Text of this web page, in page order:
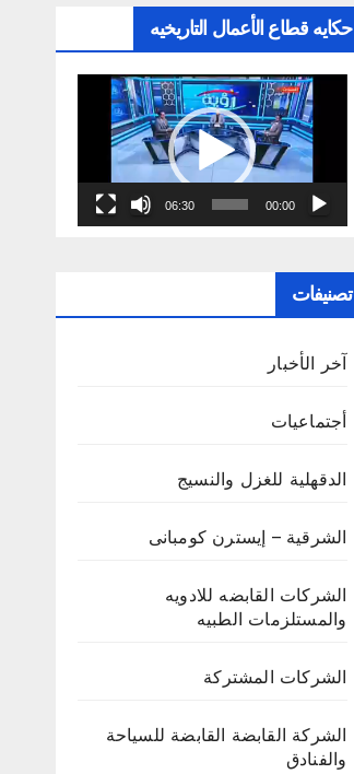
حكايه قطاع الأعمال التاريخيه
مشغل
الفيديو
00:00
06:30
تصنيفات
آخر الأخبار
أجتماعيات
الدقهلية للغزل والنسيج
الشرقية – إيسترن كومبانى
الشركات القابضه للادويه
والمستلزمات الطبيه
الشركات المشتركة
الشركة القابضة القابضة للسياحة
والفنادق